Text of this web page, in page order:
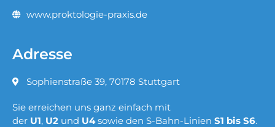
www.proktologie-praxis.de
Adresse
Sophienstraße 39, 70178 Stuttgart
Sie erreichen uns ganz einfach mit
der U1, U2 und U4sowie den S-Bahn-Linien S1 bis S6.